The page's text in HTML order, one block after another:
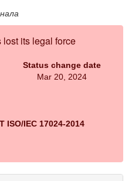
lost its legal force
Status change date
Mar 20, 2024
IEC 17024-2014